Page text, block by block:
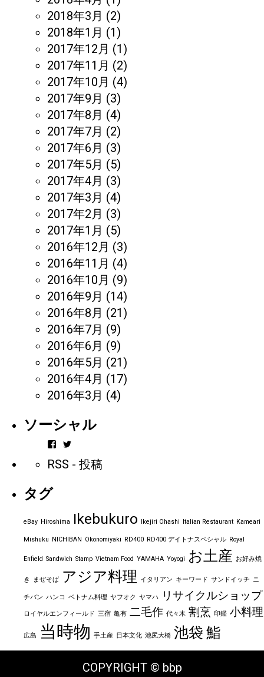
2018年3月 (2)
2018年1月 (1)
2017年12月 (1)
2017年11月 (2)
2017年10月 (4)
2017年9月 (3)
2017年8月 (4)
2017年7月 (2)
2017年6月 (3)
2017年5月 (5)
2017年4月 (3)
2017年3月 (4)
2017年2月 (3)
2017年1月 (5)
2016年12月 (3)
2016年11月 (4)
2016年10月 (9)
2016年9月 (14)
2016年8月 (21)
2016年7月 (9)
2016年6月 (9)
2016年5月 (21)
2016年4月 (17)
2016年3月 (4)
ソーシャル
vintageorder
ん
ー
を
で
示
ん
の
ー
を
で
示
RSS - 投稿
タグ
eBay Hiroshima Ikebukuro Ikejiri Ohashi Italian Restaurant Kameari
Mishuku NICHIBAN Okonomiyaki RD400 RD400 デイトナスペシャル Royal
Enfield Sandwich Stamp Vietnam Food YAMAHA Yoyogi お土産 お好み焼
き まぜそば アジア料理 イタリアン キーワード サンドイッチ ニ
チバン ハンコ ベトナム料理 ヤフオク ヤマハ リサイクルショップ
ロイヤルエンフィールド 三宿 亀有 二毛作 代々木 割烹 印鑑 小料理
広島 当時物 手土産 日本文化 池尻大橋 池袋 鮨
COPYRIGHT © bbp